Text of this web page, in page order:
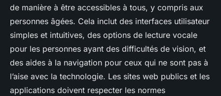
de manière à être accessibles à tous, y compris aux
personnes âgées. Cela inclut des interfaces utilisateur
simples et intuitives, des options de lecture vocale
pour les personnes ayant des difficultés de vision, et
des aides à la navigation pour ceux qui ne sont pas à
l’aise avec la technologie. Les sites web publics et les
applications doivent respecter les normes